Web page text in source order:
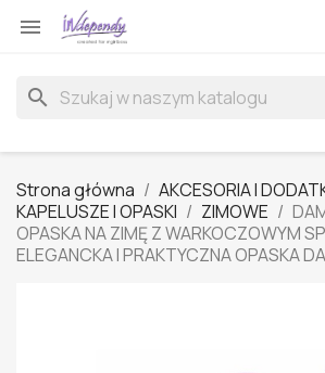

search
Strona główna AKCESORIA I
KAPELUSZE I OPASKI
ZIMOWE
OPASKA NA ZIMĘ Z WARKOCZOWYM
ELEGANCKA I PRAKTYCZNA OPASKA